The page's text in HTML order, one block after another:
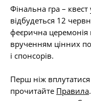
Фінальна гра – квест
відбудеться 12
феєрична церемонія
врученням цінних
і спонсорів.
Перш ніж
прочитайте Правила